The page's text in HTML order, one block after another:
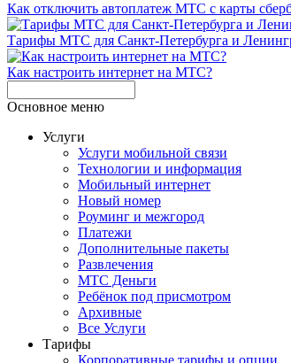
Как отключить автоплатеж МТС с карты
Тарифы МТС для Санкт-Петербурга и
Как настроить интернет на МТС?
Основное меню
Услуги
Услуги мобильной связи
Технологии и информация
Мобильный интернет
Новый номер
Роуминг и межгород
Платежи
Дополнительные пакеты
Развлечения
МТС Деньги
Ребёнок под присмотром
Архивные
Все Услуги
Тарифы